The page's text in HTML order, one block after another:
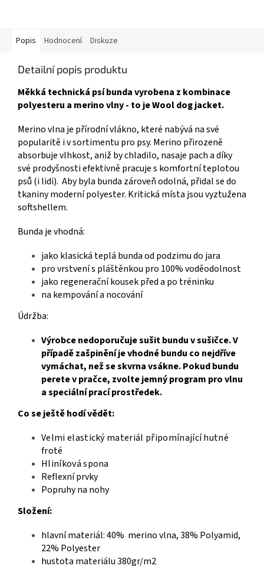
Popis Hodnocení Diskuze
Detailní popis produktu
Měkká technická psí bunda vyrobena z kombinace
polyesteru a merino vlny - to je Wool dog jacket.
Merino vlna je přírodní vlákno, které nabývá na své
popularitě i v sortimentu pro psy. Merino přirozeně
absorbuje vlhkost, aniž by chladilo, nasaje pach a díky
své prodyšnosti efektivně pracuje s komfortní teplotou
psů (i lidi). Aby byla bunda zároveň odolná, přidal se do
tkaniny moderní polyester. Kritická místa jsou vyztužena
softshellem.
Bunda je vhodná:
jako klasická teplá bunda od podzimu do jara
pro vrstvení s pláštěnkou pro 100% voděodolnost
jako regenerační kousek před a po tréninku
na kempování a nocování
Údržba:
Výrobce nedoporučuje sušit bundu v sušičce. V
případě zašpinění je vhodné bundu co nejdříve
vymáchat, než se skvrna vsákne. Pokud bundu
perete v pračce, zvolte jemný program pro vlnu
a speciální prací prostředek.
Co se ještě hodí vědět:
Velmi elastický materiál připomínající hutné
froté
Hliníková spona
Reflexní prvky
Popruhy na nohy
Složení:
hlavní materiál: 40% merino vlna, 38% Polyamid,
22% Polyester
hustota materiálu 380gr/m2